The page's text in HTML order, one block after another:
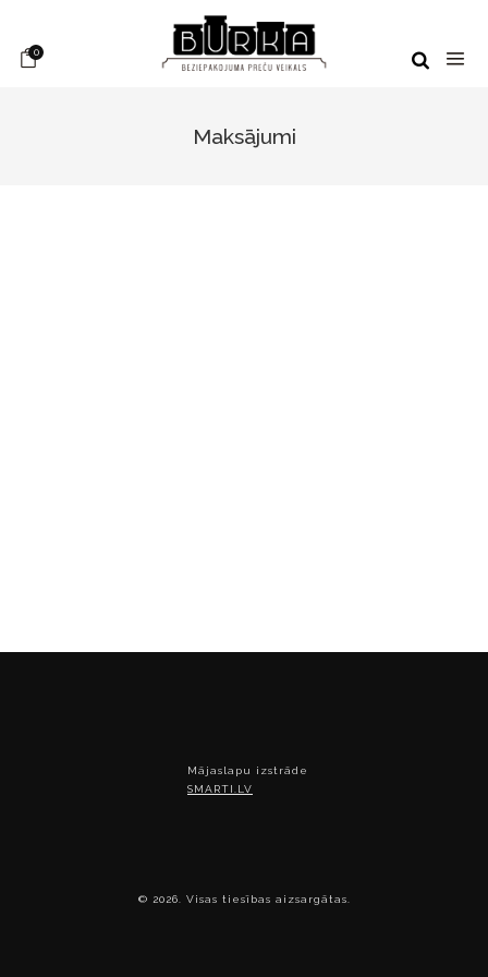
0
Maksājumi
© 2026. Visas tiesības aizsargātas.
Mājaslapu izstrāde
SMARTI.LV